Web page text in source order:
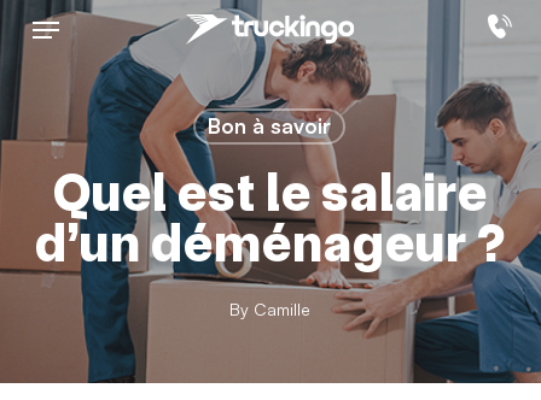
main
content
Menu
Bon à savoir
Quel est le salaire
d’un déménageur ?
By Camille